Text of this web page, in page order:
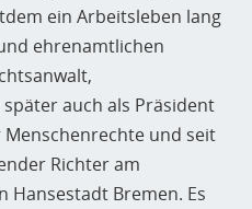
ein Arbeitsleben lang
ehrenamtlichen
auch als Präsident
und seit
Richter am
Hansestadt Bremen. Es